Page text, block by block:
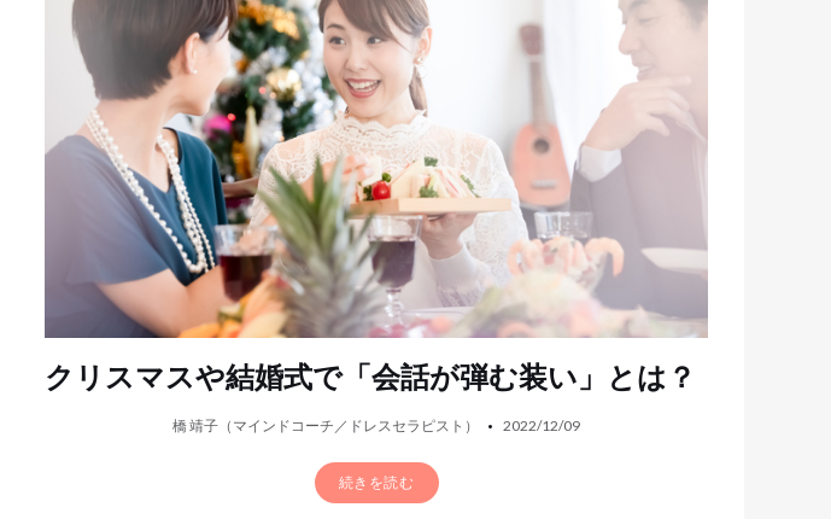
クリスマスや結婚式で「会話が弾む装い」とは？
橋 靖子（マインドコーチ／ドレスセラピスト） 2022/12/09
続きを読む